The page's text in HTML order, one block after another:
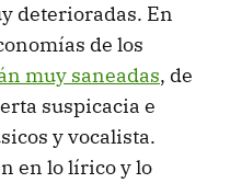
deterioradas. En
de los
muy saneadas, de
suspicacia e
y vocalista.
en lo lírico y lo